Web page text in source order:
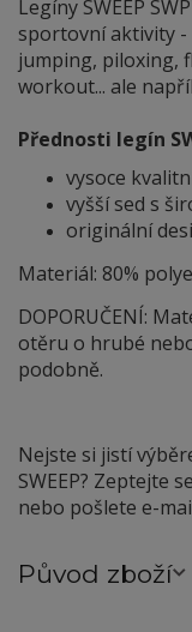
Legíny SWEEP
sportovní aktivity -
jumping, piloxing,
workout... ale
Přednosti legín
vysoce
vyšší sed s
originální
Materiál: 80%
DOPORUČENÍ:
otěru o hrubé
podobně.
Nejste si jistí
SWEEP? Zeptejte
nebo pošlete e-
Původ zboží